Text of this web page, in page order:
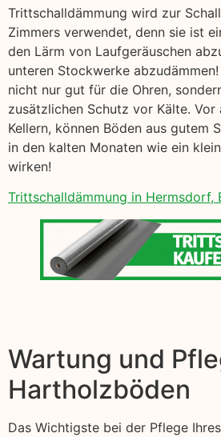
Trittschalldämmung wird zur
Zimmers verwendet, denn sie ist
den Lärm von Laufgeräuschen
unteren Stockwerke
nicht nur gut für die Ohren,
zusätzlichen Schutz vor Kälte. Vor
Kellern, können Böden aus gutem
in den kalten Monaten wie ein
wirken!
Trittschalldämmung in Hermsdorf,
Wartung und
Hartholzböden
Das Wichtigste bei der Pflege